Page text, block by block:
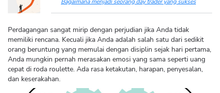
Perdagangan sangat mirip dengan perjudian jika Anda tidak
memiliki rencana. Kecuali jika Anda adalah salah satu dari sedikit
orang beruntung yang memulai dengan disiplin sejak hari pertama,
Anda mungkin pernah merasakan emosi yang sama seperti uang
cepat di roda roulette. Ada rasa ketakutan, harapan, penyesalan,
dan keserakahan.